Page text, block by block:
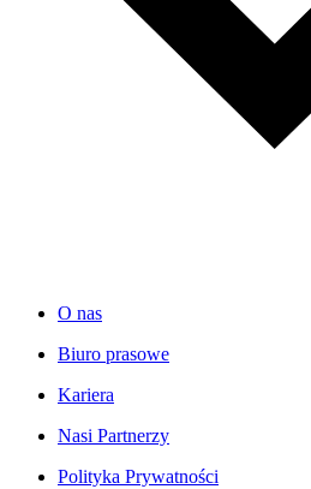
O nas
Biuro prasowe
Kariera
Nasi Partnerzy
Polityka Prywatności